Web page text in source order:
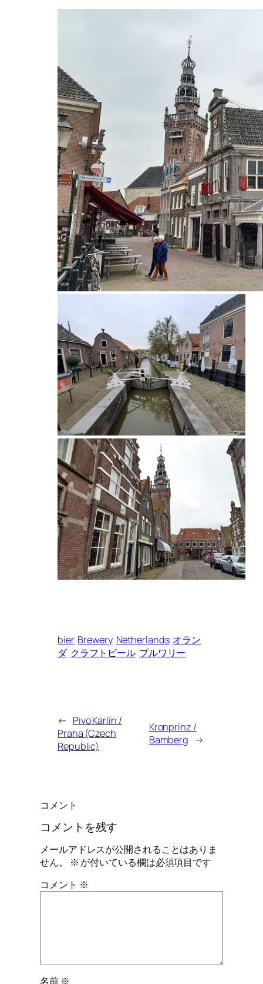
bier Brewery Netherlands オラン
ダ クラフトビール ブルワリー
← Pivo Karlín /
Praha (Czech
Republic)
Kronprinz /
Bamberg →
コメント
コメントを残す
メールアドレスが公開されることはありま
せん。
※ が付いている欄は必須項目です
コメント ※
名前 ※